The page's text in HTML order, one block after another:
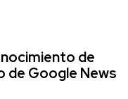
de
de Google News